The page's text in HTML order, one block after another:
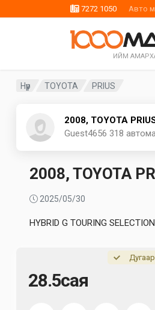
7272 1050 Авто
ИЙМ
Нүүр TOYOTA PRIUS
2008, TOYOTA
Guest4656 318
2008, TOYOTA
2025/05/30
HYBRID G TOURING SELECTION
28.5сая
Дугаар